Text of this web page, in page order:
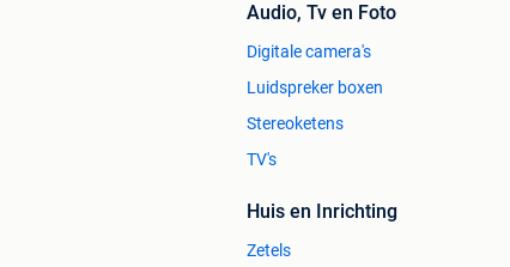
Audio, Tv en Foto
Digitale camera's
Luidspreker boxen
Stereoketens
TV's
Huis en Inrichting
Zetels